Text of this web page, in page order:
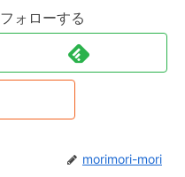
ォローする
morimori-mori